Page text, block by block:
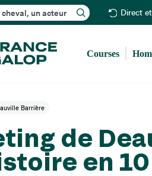
Rechercher Direct
Courses
de
en
Barrière